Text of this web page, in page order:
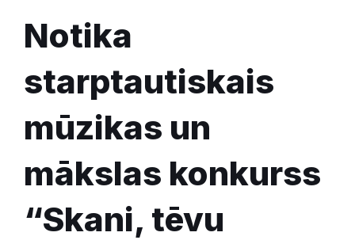
Notika
starptautiskais
mūzikas un
mākslas konkurss
“Skani, tēvu